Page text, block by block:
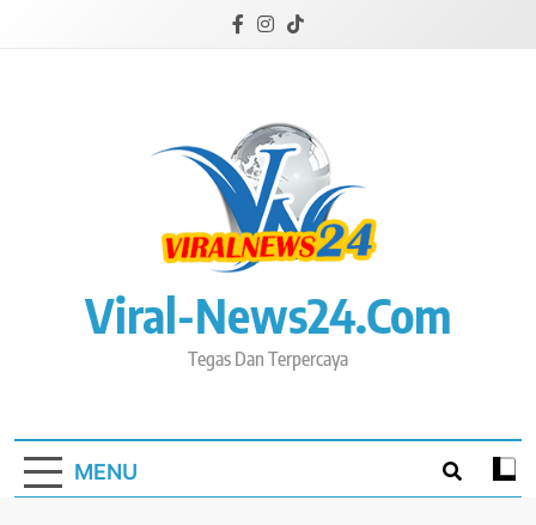
Viral-News24.com
Tegas Dan Terpercaya
MENU